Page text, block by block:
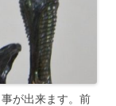
が出来ます。前